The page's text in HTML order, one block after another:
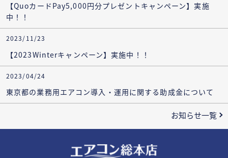
【QuoカードPay5,000円分プレゼントキャンペーン】実施
中！！
2023/11/23
【2023Winterキャンペーン】実施中！！
2023/04/24
東京都の業務用エアコン導入・運用に関する助成金について
お知らせ一覧